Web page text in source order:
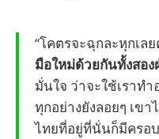
“โคตรจะฉุกละหุกเล
มือใหม่ด้วยกันทั้งสอง
มั่นใจ ว่าจะใช้เราทำ
ทุกอย่างยังลอยๆ เข
ไทยที่อยู่ที่นั่นก็มีครอ